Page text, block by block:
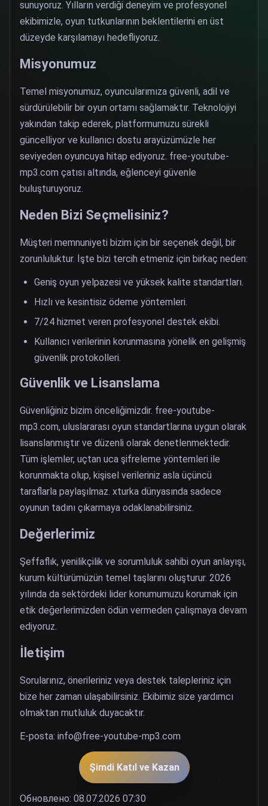
sunuyoruz. Yılların verdiği deneyim ve profesyonel
ekibimizle, oyun tutkunlarının beklentilerini en üst
düzeyde karşılamayı hedefliyoruz.
Misyonumuz
Temel misyonumuz, oyuncularımıza güvenli, adil ve
sürdürülebilir bir oyun ortamı sağlamaktır. Teknolojiyi
yakından takip ederek, platformumuzu sürekli
güncelliyor ve kullanıcı dostu arayüzümüzle her
seviyeden oyuncuya hitap ediyoruz. free-youtube-
mp3.com çatısı altında, eğlenceyi güvenle
buluşturuyoruz.
Neden Bizi Seçmelisiniz?
Müşteri memnuniyeti bizim için bir seçenek değil, bir
zorunluluktur. İşte bizi tercih etmeniz için birkaç neden:
Geniş oyun yelpazesi ve yüksek kalite standartları.
Hızlı ve kesintisiz ödeme yöntemleri.
7/24 hizmet veren profesyonel destek ekibi.
Kullanıcı verilerinin korunmasına yönelik en gelişmiş
güvenlik protokolleri.
Güvenlik ve Lisanslama
Güvenliğiniz bizim önceliğimizdir. free-youtube-
mp3.com, uluslararası oyun standartlarına uygun olarak
lisanslanmıştır ve düzenli olarak denetlenmektedir.
Tüm işlemler, uçtan uca şifreleme yöntemleri ile
korunmakta olup, kişisel verileriniz asla üçüncü
taraflarla paylaşılmaz. xturka dünyasında sadece
oyunun tadını çıkarmaya odaklanabilirsiniz.
Değerlerimiz
Şeffaflık, yenilikçilik ve sorumluluk sahibi oyun anlayışı,
kurum kültürümüzün temel taşlarını oluşturur. 2026
yılında da sektördeki lider konumumuzu korumak için
etik değerlerimizden ödün vermeden çalışmaya devam
ediyoruz.
İletişim
Sorularınız, önerileriniz veya destek talepleriniz için
bize her zaman ulaşabilirsiniz. Ekibimiz size yardımcı
olmaktan mutluluk duyacaktır.
E-posta: info@free-youtube-mp3.com
Şimdi Katıl ve Kazan
Обновлено: 08.07.2026 07:30